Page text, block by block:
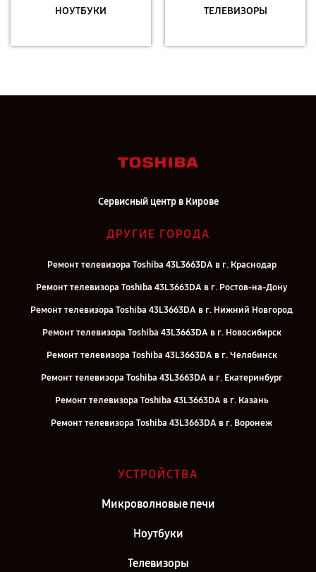
НОУТБУКИ ТЕЛЕВИЗОРЫ
Сервисный центр в Кирове
ДРУГИЕ ГОРОДА
Ремонт телевизора Toshiba 43L3663DA в г. Краснодар
Ремонт телевизора Toshiba 43L3663DA в г. Ростов-на-Дону
Ремонт телевизора Toshiba 43L3663DA в г. Нижний Новгород
Ремонт телевизора Toshiba 43L3663DA в г. Новосибирск
Ремонт телевизора Toshiba 43L3663DA в г. Челябинск
Ремонт телевизора Toshiba 43L3663DA в г. Екатеринбург
Ремонт телевизора Toshiba 43L3663DA в г. Казань
Ремонт телевизора Toshiba 43L3663DA в г. Воронеж
Ремонт телевизора Toshiba 43L3663DA в г. Самара
Ремонт телевизора Toshiba 43L3663DA в г. Санкт-Петербург
УСТРОЙСТВА
Микроволновые печи
Ноутбуки
Телевизоры